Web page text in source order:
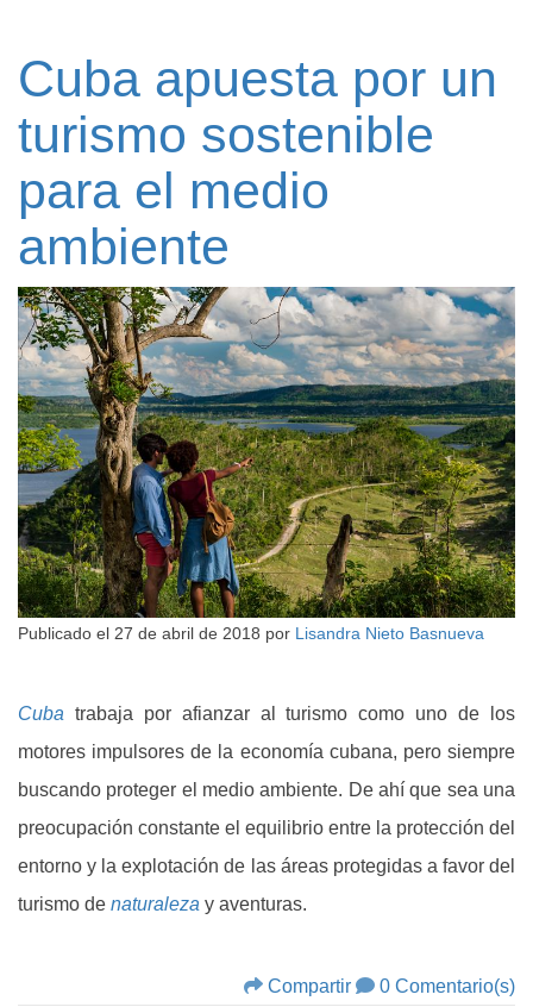
Cuba apuesta por un
turismo sostenible
para el medio
ambiente
Publicado el 27 de abril de 2018 por Lisandra Nieto Basnueva
Cuba trabaja por afianzar al turismo como uno de los
motores impulsores de la economía cubana, pero siempre
buscando proteger el medio ambiente. De ahí que sea una
preocupación constante el equilibrio entre la protección del
entorno y la explotación de las áreas protegidas a favor del
turismo de naturaleza y aventuras.
Compartir 0 Comentario(s)